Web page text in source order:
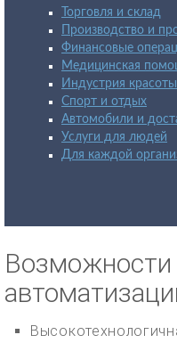
Торговля и склад
Производство и
Финансовые
Медицинская
Индустрия красоты
Спорт и отдых
Автомобили и
Услуги для людей
Для каждой
Возможности